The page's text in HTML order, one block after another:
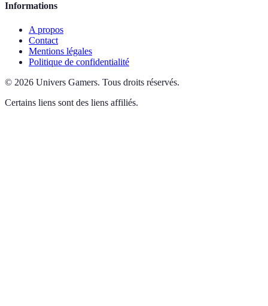
Informations
A propos
Contact
Mentions légales
Politique de confidentialité
© 2026 Univers Gamers. Tous droits réservés.
Certains liens sont des liens affiliés.